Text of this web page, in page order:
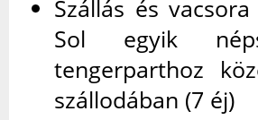
Szállás és
Sol egyik
tengerparthoz
szállodában (7 éj)